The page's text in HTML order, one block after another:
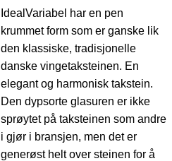
IdealVariabel har en pen
krummet form som er ganske lik
den klassiske, tradisjonelle
danske vingetaksteinen. En
elegant og harmonisk takstein.
Den dypsorte glasuren er ikke
sprøytet på taksteinen som andre
i gjør i bransjen, men det er
generøst helt over steinen for å